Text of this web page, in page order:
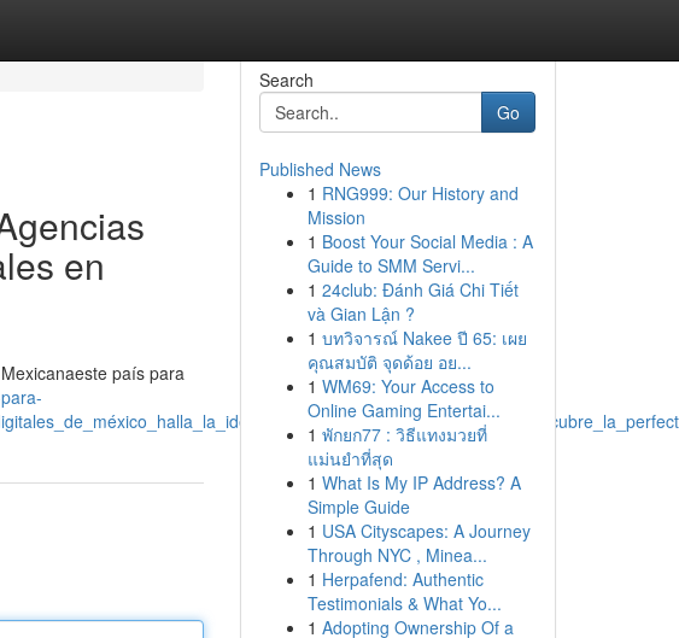
en
país para
Search
Go
Published News
1 RNG999: Our History and
Mission
1 Boost Your Social Media : A
Guide to SMM Servi...
1 24club: Đánh Giá Chi Tiết
và Gian Lận ?
1 บทวิจารณ์ Nakee ปี 65: เผย
คุณสมบัติ จุดด้อย อย...
1 WM69: Your Access to
Online Gaming Entertai...
1 พักยก77 : วิธีแทงมวยที่
แม่นยำที่สุด
1 What Is My IP Address? A
Simple Guide
1 USA Cityscapes: A Journey
Through NYC , Minea...
1 Herpafend: Authentic
Testimonials & What Yo...
1 Adopting Ownership Of a